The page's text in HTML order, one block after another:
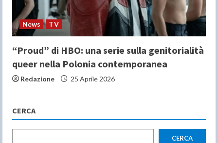
News TV
“Proud” di HBO: una serie sulla genitorialità
queer nella Polonia contemporanea
Redazione 25 Aprile 2026
CERCA
CERCA